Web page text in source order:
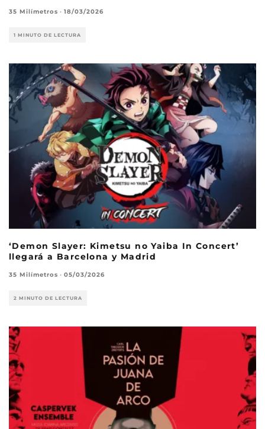
35 Milímetros · 18/03/2026
1 MINUTO DE LECTURA
‘Demon Slayer: Kimetsu no Yaiba In Concert’
llegará a Barcelona y Madrid
35 Milímetros · 05/03/2026
2 MINUTO DE LECTURA